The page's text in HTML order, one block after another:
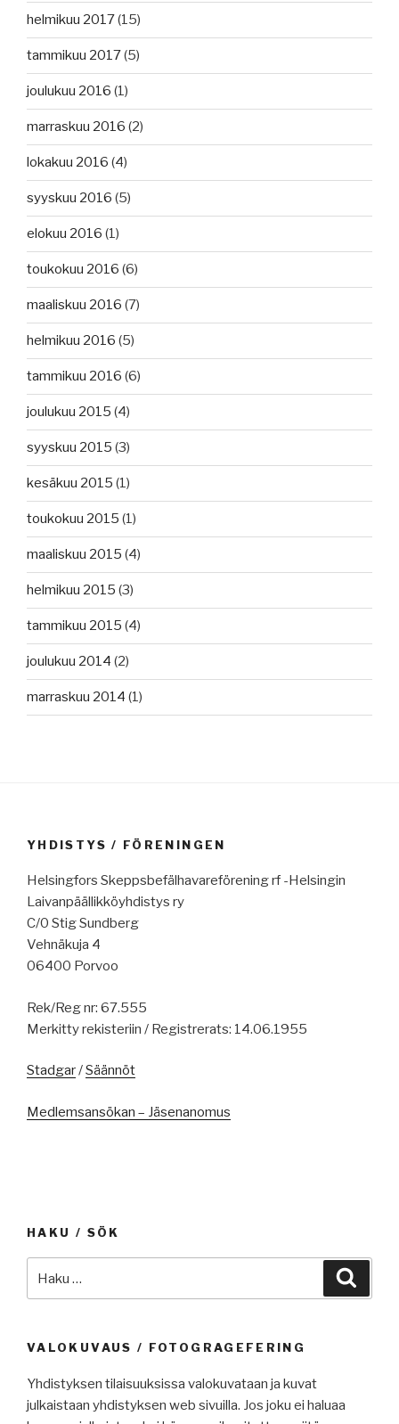
helmikuu 2017(15)
tammikuu 2017(5)
joulukuu 2016 (1)
marraskuu 2016 (2)
lokakuu 2016 (4)
syyskuu 2016 (5)
elokuu 2016 (1)
toukokuu 2016 (6)
maaliskuu 2016 (7)
helmikuu 2016 (5)
tammikuu 2016 (6)
joulukuu 2015 (4)
syyskuu 2015 (3)
kesäkuu 2015 (1)
toukokuu 2015 (1)
maaliskuu 2015 (4)
helmikuu 2015 (3)
tammikuu 2015 (4)
joulukuu 2014 (2)
marraskuu 2014 (1)
YHDISTYS / FÖRENINGEN
Helsingfors Skeppsbefälhavareförening rf -Helsingin
Laivanpäällikköyhdistys ry
C/0 Stig Sundberg
Vehnäkuja 4
06400 Porvoo
Rek/Reg nr: 67.555
Merkitty rekisteriin / Registrerats: 14.06.1955
Stadgar/Säännöt
Medlemsansökan – Jäsenanomus
HAKU / SÖK
VALOKUVAUS / FOTOGRAGEFERING
Yhdistyksen tilaisuuksissa valokuvataan ja kuvat
julkaistaan yhdistyksen web sivuilla. Jos joku ei haluaa